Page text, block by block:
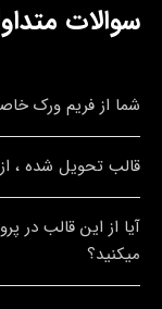
سوالات
شما از فریم ورک
قالب تحویل شده ،
آیا از این قالب در
میکنید؟